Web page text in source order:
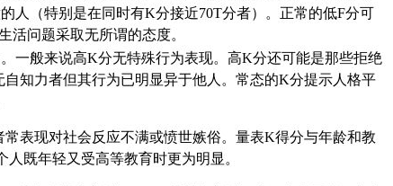
人（特别是在同时有K分接近70T分者）。正常的低F分可
问题采取无所谓的态度。
一般来说高K分无特殊行为表现。高K分还可能是那些拒绝
知力者但其行为已明显异于他人。常态的K分提示人格平
表现对社会反应不满或愤世嫉俗。量表K得分与年龄和教
既年轻又受高等教育时更为明显。